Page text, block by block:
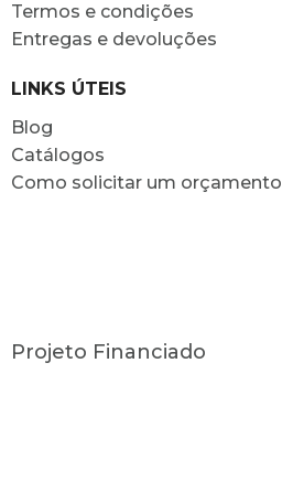
Termos e condições
Entregas e devoluções
LINKS ÚTEIS
Blog
Catálogos
Como solicitar um orçamento
Projeto Financiado